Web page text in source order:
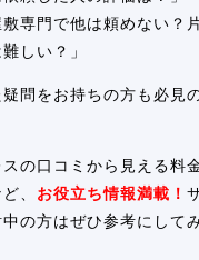
敷専門で他は頼めない？
しい？」
疑問をお持ちの方も必見
の口コミから見える料
、 お役立ち情報満載！
中の方はぜひ参考にして